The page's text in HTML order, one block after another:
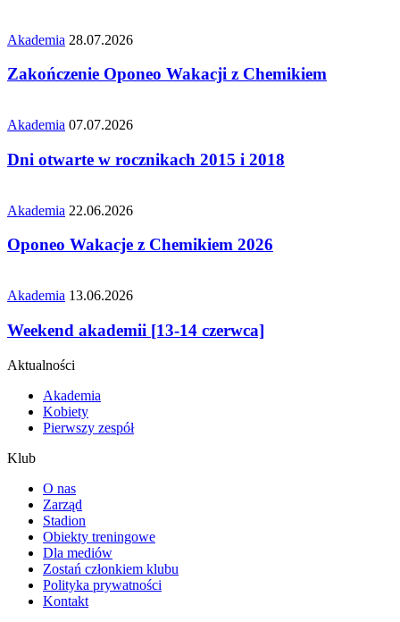
Akademia 28.07.2026
Zakończenie Oponeo Wakacji z Chemikiem
Akademia 07.07.2026
Dni otwarte w rocznikach 2015 i 2018
Akademia 22.06.2026
Oponeo Wakacje z Chemikiem 2026
Akademia 13.06.2026
Weekend akademii [13-14 czerwca]
Aktualności
Akademia
Kobiety
Pierwszy zespół
Klub
O nas
Zarząd
Stadion
Obiekty treningowe
Dla mediów
Zostań członkiem klubu
Polityka prywatności
Kontakt